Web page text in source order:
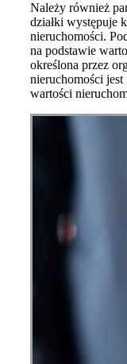
Należy również
działki występuje
nieruchomości.
na podstawie
określona przez
nieruchomości
wartości